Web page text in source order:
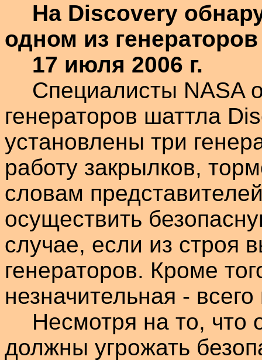
На Discovery
одном из генераторов
17 июля 2006 г.
Специалисты NASA
генераторов шаттла
установлены три
работу закрылков,
словам
осуществить
случае, если из строя
генераторов. Кроме
незначительная -
Несмотря на то, что
должны угрожать